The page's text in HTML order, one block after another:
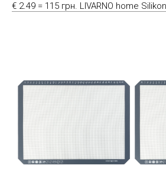
€ 2.49 = 115 грн. LIVARNO home